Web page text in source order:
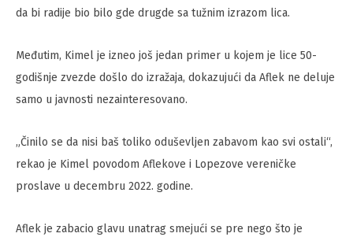
da bi radije bio bilo gde drugde sa tužnim izrazom lica.
Međutim, Kimel je izneo još jedan primer u kojem je lice 50-
godišnje zvezde došlo do izražaja, dokazujući da Aflek ne deluje
samo u javnosti nezainteresovano.
„Činilo se da nisi baš toliko oduševljen zabavom kao svi ostali“,
rekao je Kimel povodom Aflekove i Lopezove vereničke
proslave u decembru 2022. godine.
Aflek je zabacio glavu unatrag smejući se pre nego što je